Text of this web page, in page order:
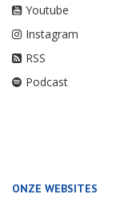
Youtube
Instagram
RSS
Podcast
ONZE WEBSITES